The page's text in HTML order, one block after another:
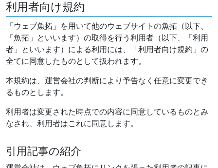
利用者向け規約
「ウェブ魚拓」を用いて他のウェブサイトの魚拓（以下、
「魚拓」といいます）の取得を行う利用者（以下、「利用
者」といいます）による利用には、「利用者向け規約」の
全てに同意したものとして扱われます。
本規約は、運営会社の判断により予告なく任意に変更でき
るものとします。
利用者は変更された時点での内容に同意しているものとみ
なされ、利用者はこれに同意します。
引用記事の紹介